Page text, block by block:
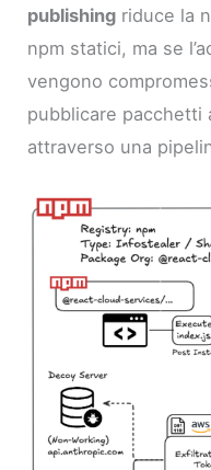
publishing riduce la
npm statici, ma se
vengono
pubblicare pacchetti
attraverso una